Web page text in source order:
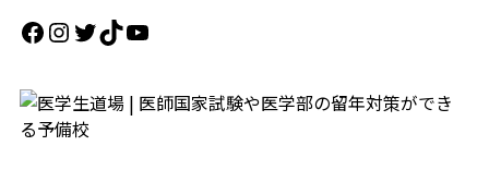
Facebook InstagramTwitter TikTok YouTube